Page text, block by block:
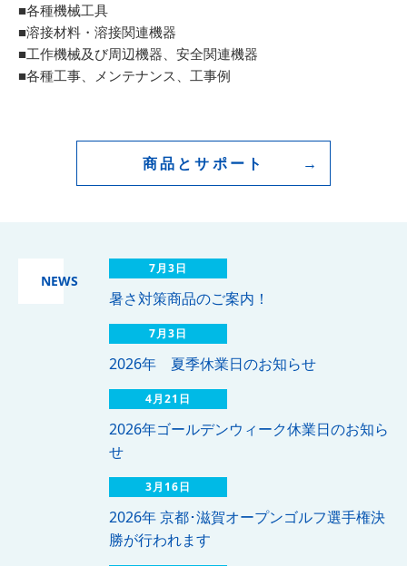
■各種機械工具
■溶接材料・溶接関連機器
■工作機械及び周辺機器、安全関連機器
■各種工事、メンテナンス、工事例
商品とサポート
NEWS
7月3日
暑さ対策商品のご案内！
7月3日
2026年 夏季休業日のお知らせ
4月21日
2026年ゴールデンウィーク休業日のお知ら
せ
3月16日
2026年 京都･滋賀オープンゴルフ選手権決
勝が行われます